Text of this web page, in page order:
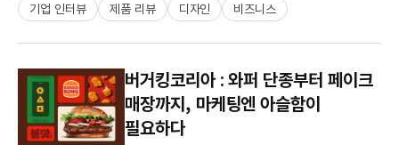
기업 인터뷰 제품 리뷰 디자인 비즈니스
버거킹코리아 : 와퍼 단종부터 페이크
매장까지, 마케팅엔 아슬함이
필요하다